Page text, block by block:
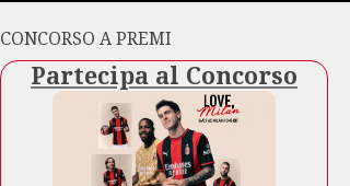
CONCORSO A PREMI
Partecipa al Concorso